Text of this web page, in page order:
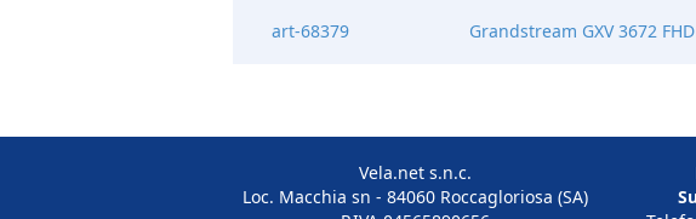
art-68379 Grandstream GXV 3672
Vela.net s.n.c.
Loc. Macchia sn - 84060 Roccagloriosa (SA)